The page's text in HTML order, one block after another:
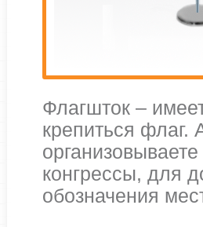
Флагшток –
крепиться
конгрессы, для
обозначения